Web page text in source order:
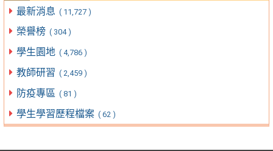
最新消息 ( 11,727 )
榮譽榜 ( 304 )
學生園地 ( 4,786 )
教師研習 ( 2,459 )
防疫專區 ( 81 )
學生學習歷程檔案 ( 62 )